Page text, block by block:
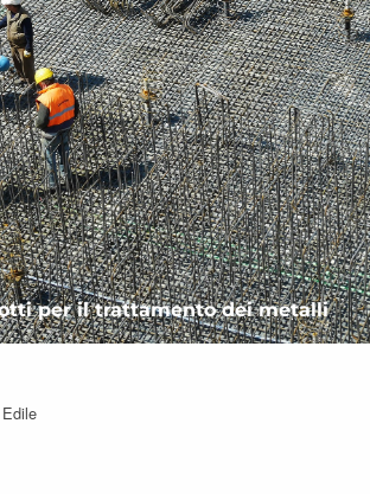
per il trattamento dei metalli